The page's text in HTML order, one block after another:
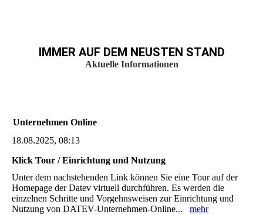
IMMER AUF DEM NEUSTEN STAND
Aktuelle Informationen
Unternehmen Online
18.08.2025, 08:13
Klick Tour / Einrichtung und Nutzung
Unter dem nachstehenden Link können Sie eine Tour auf der
Homepage der Datev virtuell durchführen. Es werden die
einzelnen Schritte und Vorgehnsweisen zur Einrichtung und
Nutzung von DATEV-Unternehmen-Online... mehr